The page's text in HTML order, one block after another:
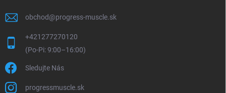
obchod@progress-muscle.sk
+421277270120
Sledujte Nás
progressmuscle.sk